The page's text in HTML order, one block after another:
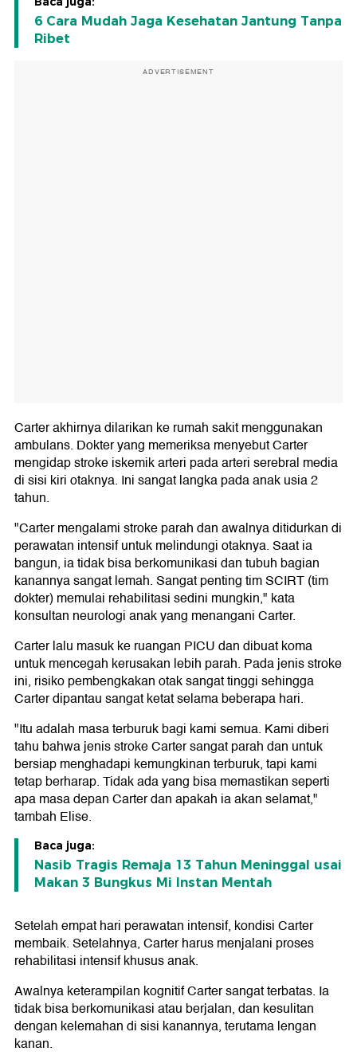
6 Cara Mudah Jaga Kesehatan Jantung Tanpa
Ribet
ADVERTISEMENT
Carter akhirnya dilarikan ke rumah sakit menggunakan
ambulans. Dokter yang memeriksa menyebut Carter
mengidap stroke iskemik arteri pada arteri serebral media
di sisi kiri otaknya. Ini sangat langka pada anak usia 2
tahun.
"Carter mengalami stroke parah dan awalnya ditidurkan di
perawatan intensif untuk melindungi otaknya. Saat ia
bangun, ia tidak bisa berkomunikasi dan tubuh bagian
kanannya sangat lemah. Sangat penting tim SCIRT (tim
dokter) memulai rehabilitasi sedini mungkin," kata
konsultan neurologi anak yang menangani Carter.
Carter lalu masuk ke ruangan PICU dan dibuat koma
untuk mencegah kerusakan lebih parah. Pada jenis stroke
ini, risiko pembengkakan otak sangat tinggi sehingga
Carter dipantau sangat ketat selama beberapa hari.
"Itu adalah masa terburuk bagi kami semua. Kami diberi
tahu bahwa jenis stroke Carter sangat parah dan untuk
bersiap menghadapi kemungkinan terburuk, tapi kami
tetap berharap. Tidak ada yang bisa memastikan seperti
apa masa depan Carter dan apakah ia akan selamat,"
tambah Elise.
Baca juga:
Nasib Tragis Remaja 13 Tahun Meninggal usai
Makan 3 Bungkus Mi Instan Mentah
Setelah empat hari perawatan intensif, kondisi Carter
membaik. Setelahnya, Carter harus menjalani proses
rehabilitasi intensif khusus anak.
Awalnya keterampilan kognitif Carter sangat terbatas. Ia
tidak bisa berkomunikasi atau berjalan, dan kesulitan
dengan kelemahan di sisi kanannya, terutama lengan
kanan.